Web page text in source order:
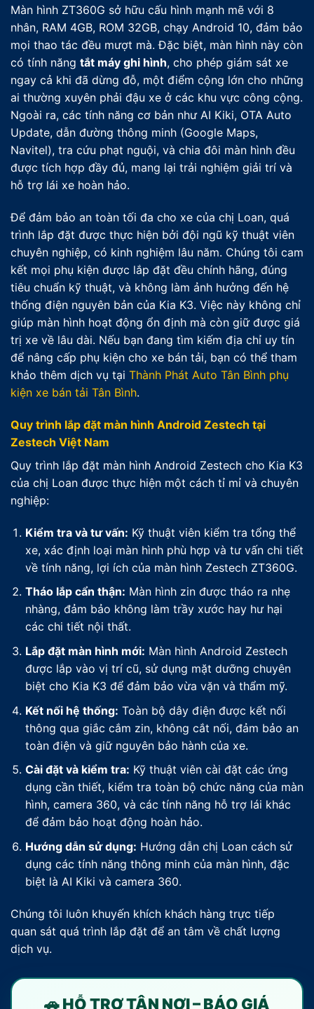
Màn hình ZT360G sở hữu cấu hình mạnh mẽ với 8
nhân, RAM 4GB, ROM 32GB, chạy Android 10, đảm bảo
mọi thao tác đều mượt mà. Đặc biệt, màn hình này còn
có tính năng tắt máy ghi hình, cho phép giám sát xe
ngay cả khi đã dừng đỗ, một điểm cộng lớn cho những
ai thường xuyên phải đậu xe ở các khu vực công cộng.
Ngoài ra, các tính năng cơ bản như AI Kiki, OTA Auto
Update, dẫn đường thông minh (Google Maps,
Navitel), tra cứu phạt nguội, và chia đôi màn hình đều
được tích hợp đầy đủ, mang lại trải nghiệm giải trí và
hỗ trợ lái xe hoàn hảo.
Để đảm bảo an toàn tối đa cho xe của chị Loan, quá
trình lắp đặt được thực hiện bởi đội ngũ kỹ thuật viên
chuyên nghiệp, có kinh nghiệm lâu năm. Chúng tôi cam
kết mọi phụ kiện được lắp đặt đều chính hãng, đúng
tiêu chuẩn kỹ thuật, và không làm ảnh hưởng đến hệ
thống điện nguyên bản của Kia K3. Việc này không chỉ
giúp màn hình hoạt động ổn định mà còn giữ được giá
trị xe về lâu dài. Nếu bạn đang tìm kiếm địa chỉ uy tín
để nâng cấp phụ kiện cho xe bán tải, bạn có thể tham
khảo thêm dịch vụ tại Thành Phát Auto Tân Bình phụ
kiện xe bán tải Tân Bình.
Quy trình lắp đặt màn hình Android Zestech tại
Zestech Việt Nam
Quy trình lắp đặt màn hình Android Zestech cho Kia K3
của chị Loan được thực hiện một cách tỉ mỉ và chuyên
nghiệp:
Kiểm tra và tư vấn: Kỹ thuật viên kiểm tra tổng thể
xe, xác định loại màn hình phù hợp và tư vấn chi tiết
về tính năng, lợi ích của màn hình Zestech ZT360G.
Tháo lắp cẩn thận: Màn hình zin được tháo ra nhẹ
nhàng, đảm bảo không làm trầy xước hay hư hại
các chi tiết nội thất.
Lắp đặt màn hình mới: Màn hình Android Zestech
được lắp vào vị trí cũ, sử dụng mặt dưỡng chuyên
biệt cho Kia K3 để đảm bảo vừa vặn và thẩm mỹ.
Kết nối hệ thống: Toàn bộ dây điện được kết nối
thông qua giắc cắm zin, không cắt nối, đảm bảo an
toàn điện và giữ nguyên bảo hành của xe.
Cài đặt và kiểm tra: Kỹ thuật viên cài đặt các ứng
dụng cần thiết, kiểm tra toàn bộ chức năng của màn
hình, camera 360, và các tính năng hỗ trợ lái khác
để đảm bảo hoạt động hoàn hảo.
Hướng dẫn sử dụng: Hướng dẫn chị Loan cách sử
dụng các tính năng thông minh của màn hình, đặc
biệt là AI Kiki và camera 360.
Chúng tôi luôn khuyến khích khách hàng trực tiếp
quan sát quá trình lắp đặt để an tâm về chất lượng
dịch vụ.
🚗 HỖ TRỢ TẬN NƠI – BÁO GIÁ